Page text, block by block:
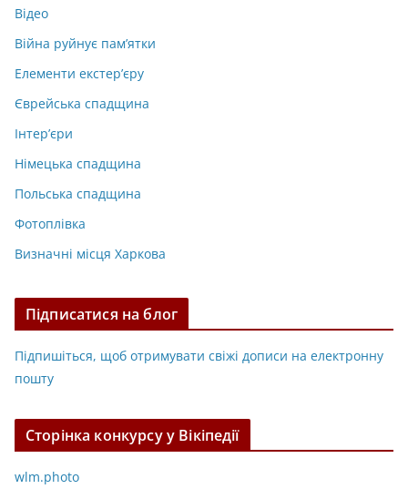
Відео
Війна руйнує пам’ятки
Елементи екстер’єру
Єврейська спадщина
Інтер’єри
Німецька спадщина
Польська спадщина
Фотоплівка
Визначні місця Харкова
Підписатися на блог
Підпишіться, щоб отримувати свіжі дописи на електронну
пошту
Сторінка конкурсу у Вікіпедії
wlm.photo